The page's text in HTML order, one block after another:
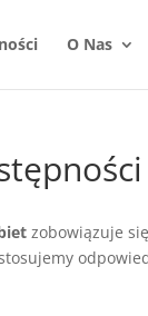
O Nas
zobowiązuje